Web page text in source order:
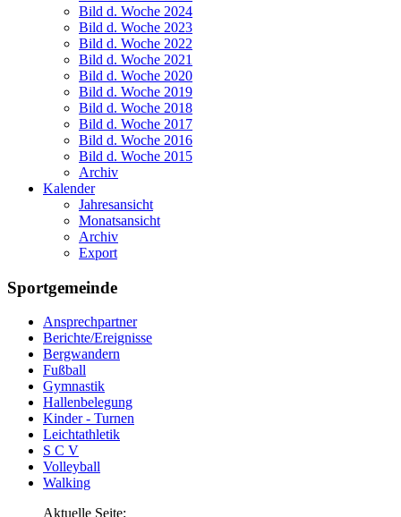
Bild d. Woche 2024
Bild d. Woche 2023
Bild d. Woche 2022
Bild d. Woche 2021
Bild d. Woche 2020
Bild d. Woche 2019
Bild d. Woche 2018
Bild d. Woche 2017
Bild d. Woche 2016
Bild d. Woche 2015
Archiv
Kalender
Jahresansicht
Monatsansicht
Archiv
Export
Sportgemeinde
Ansprechpartner
Berichte/Ereignisse
Bergwandern
Fußball
Gymnastik
Hallenbelegung
Kinder - Turnen
Leichtathletik
S C V
Volleyball
Walking
Aktuelle Seite: